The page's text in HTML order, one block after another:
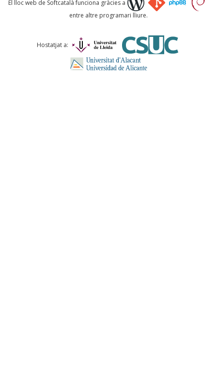
Comentari *
El lloc web de Softcatalà funciona gràcies a
entre altre programari lliure.
Hostatjat a: